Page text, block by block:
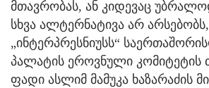
მთავრობას, ან კიდევაც
სხვა ალტერნატივა არ არსებობს,
„ინტერპრესნიუსს“
პალატის ეროვნული კომიტეტის
ფადი ასლიმ მამუკა ხაზარაძის